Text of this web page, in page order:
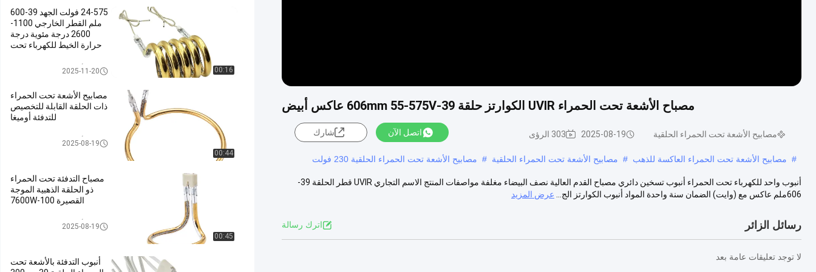
مصباح الأشعة تحت الحمراء UVIR الكوارتز حلقة 39-606mm 55-575V عاكس أبيض
مصابيح الأشعة تحت الحمراء الحلقية 2025-08-19 303 الرؤى اتصل الآن شارك
# مصابيح الأشعة تحت الحمراء العاكسة للذهب # مصابيح الأشعة تحت الحمراء الحلقية # مصابيح الأشعة تحت الحمراء الحلقية 230 فولت
أنبوب واحد للكهرباء تحت الحمراء أنبوب تسخين دائري مصباح القدم العالية نصف البيضاء مغلفة مواصفات المنتج الاسم التجاري UVIR قطر الحلقة 39-
606ملم عاكس مع (وايت) الضمان سنة واحدة المواد أنبوب الكوارتز الج...
عرض المزيد
رسائل الزائر اترك رسالة
لا توجد تعليقات عامة بعد
00:16
24-575 فولت الجهد 39-600
ملم القطر الخارجي 1100-
2600 درجة مئوية درجة
حرارة الخيط للكهرباء تحت
أنبوب التدفئة تحت الحمراء
مصابيح الأشعة تحت الحمراء الحلق
2025-11-20
00:44
مصابيح الأشعة تحت الحمراء
ذات الحلقة القابلة للتخصيص
للتدفئة أوميغا
مصابيح الأشعة تحت الحمراء الحلق
2025-08-19
00:45
مصباح التدفئة تحت الحمراء
ذو الحلقة الذهبية الموجة
القصيرة 100-7600W
مصابيح الأشعة تحت الحمراء الحلق
2025-08-19
أنبوب التدفئة بالأشعة تحت